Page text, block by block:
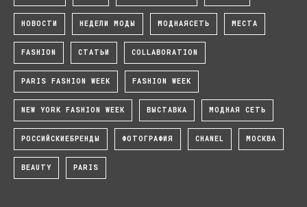
НОВОСТИ НЕДЕЛИ МОДЫ МОДНАЯСЕТЬ МЕСТА
FASHION СТАТЬИ COLLABORATION
PARIS FASHION WEEK FASHION WEEK
NEW YORK FASHION WEEK ВЫСТАВКА МОДНАЯ СЕТЬ
РОССИЙСКИЕБРЕНДЫ ФОТОГРАФИЯ CHANEL МОСКВА
BEAUTY PARIS